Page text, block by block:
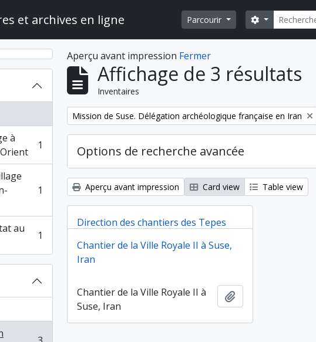
et archives en ligne Parcourir Search
à
1
1
au
1
Aperçu avant impression Fermer
Affichage de 3 résultats
Inventaires
Remove filter:
Mission de Suse. Délégation archéologique française en Iran
Options de recherche avancée
Aperçu avant impression Card view Table view
Direction des chantiers des Tepes
Bendebal (Iran)
Chantier de la Ville Royale II à Suse,
Iran
Chantier de la Ville Royale II à
Suse, Iran